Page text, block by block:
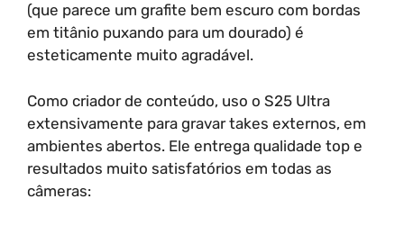
(que parece um grafite bem escuro com bordas
em titânio puxando para um dourado) é
esteticamente muito agradável.
Como criador de conteúdo, uso o S25 Ultra
extensivamente para gravar takes externos, em
ambientes abertos. Ele entrega qualidade top e
resultados muito satisfatórios em todas as
câmeras: